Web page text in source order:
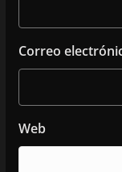
Correo
Web